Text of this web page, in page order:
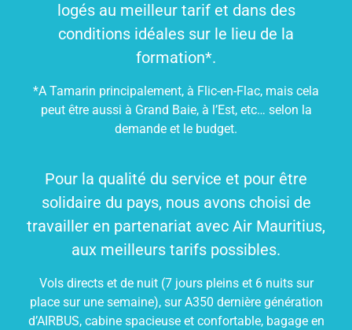
logés au meilleur tarif et dans des
conditions idéales sur le lieu de la
formation*.
*A Tamarin principalement, à Flic-en-Flac, mais cela
peut être aussi à Grand Baie, à l’Est, etc… selon la
demande et le budget.
Pour la qualité du service et pour être
solidaire du pays, nous avons choisi de
travailler en partenariat avec Air Mauritius,
aux meilleurs tarifs possibles.
Vols directs et de nuit (7 jours pleins et 6 nuits sur
place sur une semaine), sur A350 dernière génération
d’AIRBUS, cabine spacieuse et confortable, bagage en